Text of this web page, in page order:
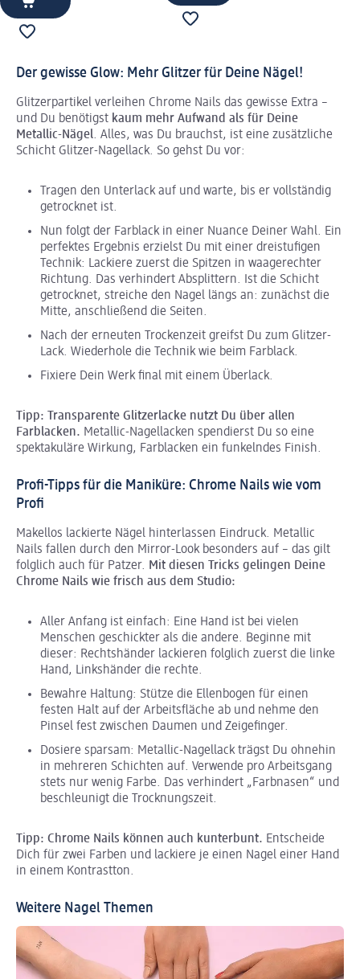
Der gewisse Glow: Mehr Glitzer für Deine Nägel!
Glitzerpartikel verleihen Chrome Nails das gewisse Extra –
und Du benötigst kaum mehr Aufwand als für Deine
Metallic-Nägel. Alles, was Du brauchst, ist eine zusätzliche
Schicht Glitzer-Nagellack. So gehst Du vor:
Tragen den Unterlack auf und warte, bis er vollständig
getrocknet ist.
Nun folgt der Farblack in einer Nuance Deiner Wahl. Ein
perfektes Ergebnis erzielst Du mit einer dreistufigen
Technik: Lackiere zuerst die Spitzen in waagerechter
Richtung. Das verhindert Absplittern. Ist die Schicht
getrocknet, streiche den Nagel längs an: zunächst die
Mitte, anschließend die Seiten.
Nach der erneuten Trockenzeit greifst Du zum Glitzer-
Lack. Wiederhole die Technik wie beim Farblack.
Fixiere Dein Werk final mit einem Überlack.
Tipp: Transparente Glitzerlacke nutzt Du über allen
Farblacken. Metallic-Nagellacken spendierst Du so eine
spektakuläre Wirkung, Farblacken ein funkelndes Finish.
Profi-Tipps für die Maniküre: Chrome Nails wie vom
Profi
Makellos lackierte Nägel hinterlassen Eindruck. Metallic
Nails fallen durch den Mirror-Look besonders auf – das gilt
folglich auch für Patzer. Mit diesen Tricks gelingen Deine
Chrome Nails wie frisch aus dem Studio:
Aller Anfang ist einfach: Eine Hand ist bei vielen
Menschen geschickter als die andere. Beginne mit
dieser: Rechtshänder lackieren folglich zuerst die linke
Hand, Linkshänder die rechte.
Bewahre Haltung: Stütze die Ellenbogen für einen
festen Halt auf der Arbeitsfläche ab und nehme den
Pinsel fest zwischen Daumen und Zeigefinger.
Dosiere sparsam: Metallic-Nagellack trägst Du ohnehin
in mehreren Schichten auf. Verwende pro Arbeitsgang
stets nur wenig Farbe. Das verhindert „Farbnasen“ und
beschleunigt die Trocknungszeit.
Tipp: Chrome Nails können auch kunterbunt. Entscheide
Dich für zwei Farben und lackiere je einen Nagel einer Hand
in einem Kontrastton.
Weitere Nagel Themen